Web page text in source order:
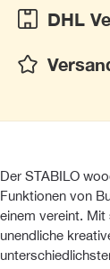
DHL
Der STABILO
Funktionen von
einem vereint. Mit
unendliche